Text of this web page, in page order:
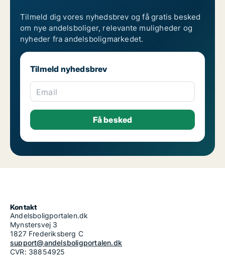
Tilmeld dig vores nyhedsbrev og få gratis besked
om nye andelsboliger, relevante muligheder og
nyheder fra andelsboligmarkedet.
Tilmeld nyhedsbrev
Email
Kontakt
Andelsboligportalen.dk
Mynstersvej 3
1827 Frederiksberg C
support@andelsboligportalen.dk
CVR: 38854925